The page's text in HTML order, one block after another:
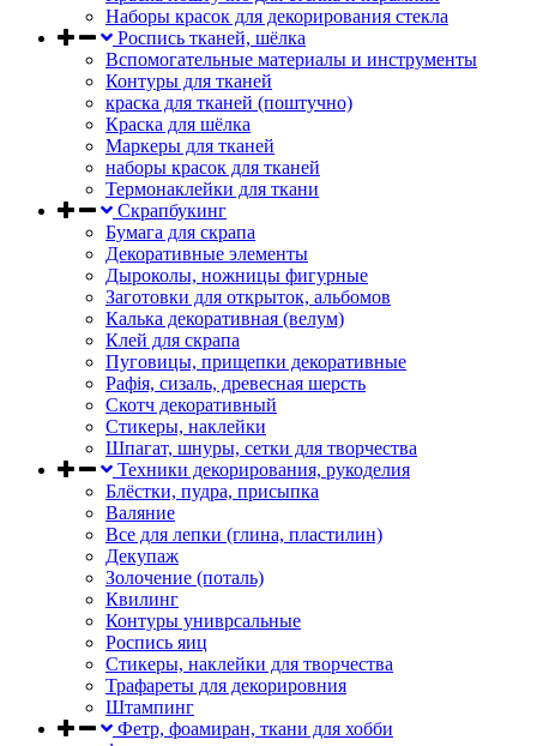
Наборы красок для декорирования стекла
Роспись тканей, шёлка
Вспомогательные материалы и инструменты
Контуры для тканей
краска для тканей (поштучно)
Краска для шёлка
Маркеры для тканей
наборы красок для тканей
Термонаклейки для ткани
Скрапбукинг
Бумага для скрапа
Декоративные элементы
Дыроколы, ножницы фигурные
Заготовки для открыток, альбомов
Калька декоративная (велум)
Клей для скрапа
Пуговицы, прищепки декоративные
Рафія, сизаль, древесная шерсть
Скотч декоративный
Стикеры, наклейки
Шпагат, шнуры, сетки для творчества
Техники декорирования, рукоделия
Блёстки, пудра, присыпка
Валяние
Все для лепки (глина, пластилин)
Декупаж
Золочение (поталь)
Квилинг
Контуры униврсальные
Роспись яиц
Стикеры, наклейки для творчества
Трафареты для декорировния
Штампинг
Фетр, фоамиран, ткани для хобби